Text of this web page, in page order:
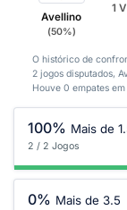
Avellino
(50%)
1
O histórico de
2 jogos disputados,
Houve 0 empates
100% Mais de
2 / 2 Jogos
0% Mais de 3.5